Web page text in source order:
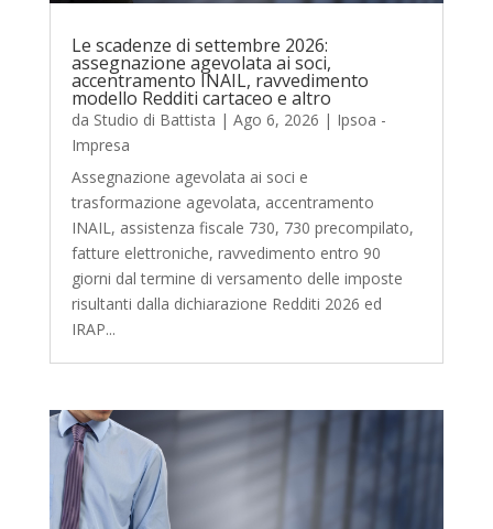
Le scadenze di settembre 2026:
assegnazione agevolata ai soci,
accentramento INAIL, ravvedimento
modello Redditi cartaceo e altro
da Studio di Battista | Ago 6, 2026 | Ipsoa -
Impresa
Assegnazione agevolata ai soci e
trasformazione agevolata, accentramento
INAIL, assistenza fiscale 730, 730 precompilato,
fatture elettroniche, ravvedimento entro 90
giorni dal termine di versamento delle imposte
risultanti dalla dichiarazione Redditi 2026 ed
IRAP...